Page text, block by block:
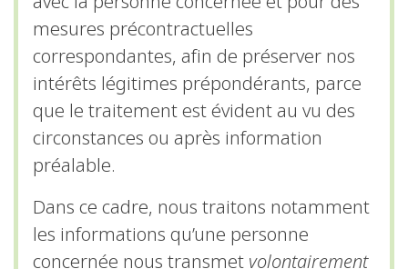
mesures précontractuelles
correspondantes, afin de préserver nos
intérêts légitimes prépondérants, parce
que le traitement est évident au vu des
circonstances ou après information
préalable.
Dans ce cadre, nous traitons notamment
les informations qu’une personne
concernée nous transmet volontairement